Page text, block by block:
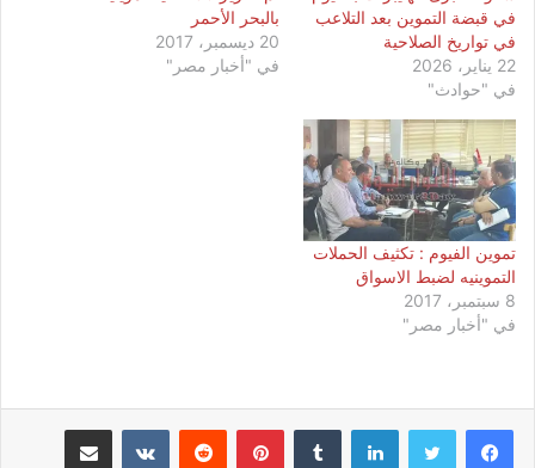
في قبضة التموين بعد التلاعب
في تواريخ الصلاحية
22 يناير، 2026
في "حوادث"
بالبحر الأحمر
20 ديسمبر، 2017
في "أخبار مصر"
تموين الفيوم : تكثيف الحملات
التموينيه لضبط الاسواق
8 سبتمبر، 2017
في "أخبار مصر"
لينكدإن بينتيريست مشاركة عبر البريد